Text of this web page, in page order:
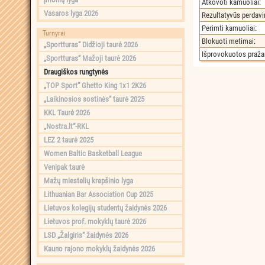
Vasaros lyga 2026
Turnyrai
„Sportturas“ Didžioji taurė 2026
„Sportturas“ Mažoji taurė 2026
Draugiškos rungtynės
„TOP Sport“ Ghetto King 1x1 2K26
„Laikinosios sostinės“ taurė 2025
KKL Taurė 2026
„Nostra.lt“-RKL
LEZ 2 taurė 2025
Women Baltic Basketball League
Venipak taurė
Mažų miestelių krepšinio lyga
Lithuanian Bar Association Cup 2025
Lietuvos kolegijų studentų žaidynės 2026
Lietuvos prof. mokyklų taurė 2026
LSD „Žalgiris“ žaidynės 2026
Kauno rajono mokyklų žaidynės 2026
Atkovoti kamuoliai:
Rezultatyvūs
Perimti kamuoliai:
Blokuoti metimai:
Išprovokuotos